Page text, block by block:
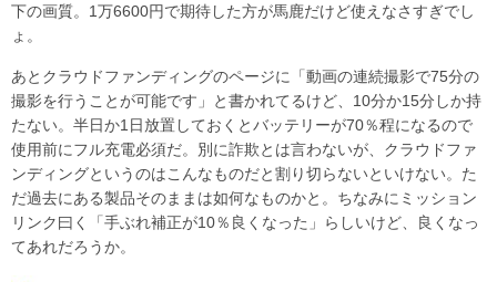
下の画質。1万6600円で期待した方が馬鹿だけど使えなさすぎでし
ょ。
あとクラウドファンディングのページに「動画の連続撮影で75分の
撮影を行うことが可能です」と書かれてるけど、10分か15分しか持
たない。半日か1日放置しておくとバッテリーが70％程になるので
使用前にフル充電必須だ。別に詐欺とは言わないが、クラウドファ
ンディングというのはこんなものだと割り切らないといけない。た
だ過去にある製品そのままは如何なものかと。ちなみにミッション
リンク曰く「手ぶれ補正が10％良くなった」らしいけど、良くなっ
てあれだろうか。